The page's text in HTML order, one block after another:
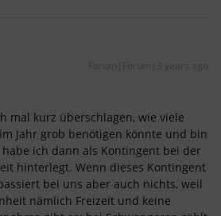
Forum|Forum|3 years ago
mal kurz überschlagen, wie viele
Jahr grob benötigen könnte und bin
habe ich dann als Kontingent bei der
hinterlegt. Wenn dieses Kontingent
bei uns aber auch nichts, weil
nämlich Freizeit und keine